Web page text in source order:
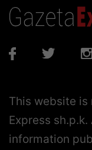
This website is
Express
information